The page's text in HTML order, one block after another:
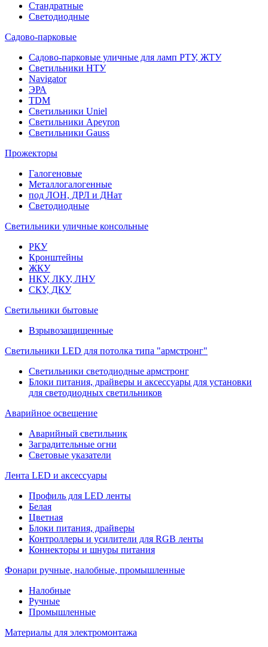
Стандратные
Светодиодные
Садово-парковые
Садово-парковые уличные для ламп РТУ, ЖТУ
Светильники НТУ
Navigator
ЭРА
TDM
Светильники Uniel
Светильники Apeyron
Светильники Gauss
Прожекторы
Галогеновые
Металлогалогенные
под ЛОН, ДРЛ и ДНат
Светодиодные
Светильники уличные консольные
РКУ
Кронштейны
ЖКУ
НКУ, ЛКУ, ЛНУ
СКУ, ДКУ
Светильники бытовые
Взрывозащищенные
Светильники LED для потолка типа "армстронг"
Светильники светодиодные армстронг
Блоки питания, драйверы и аксессуары для установки
для светодиодных светильников
Аварийное освещение
Аварийный светильник
Заградительные огни
Световые указатели
Лента LED и аксессуары
Профиль для LED ленты
Белая
Цветная
Блоки питания, драйверы
Контроллеры и усилители для RGB ленты
Коннекторы и шнуры питания
Фонари ручные, налобные, промышленные
Налобные
Ручные
Промышленные
Материалы для электромонтажа